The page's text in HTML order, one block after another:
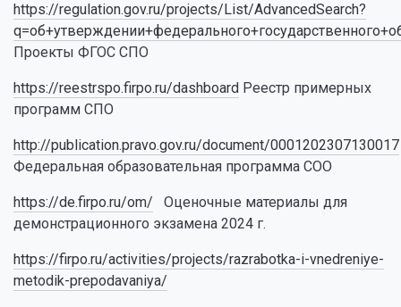
https://regulation.gov.ru/projects/List/AdvancedSearch?
Проекты ФГОС СПО
https://reestrspo.firpo.ru/dashboard Реестр примерных
программ СПО
http://publication.pravo.gov.ru/document/0001202307130017
Федеральная образовательная программа СОО
https://de.firpo.ru/om/ Оценочные материалы для
демонстрационного экзамена 2024 г.
https://firpo.ru/activities/projects/razrabotka-i-vnedreniye-
metodik-prepodavaniya/